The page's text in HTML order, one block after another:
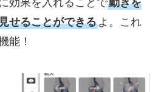
効果を入れることで動きを
せることができるよ。これ
能！